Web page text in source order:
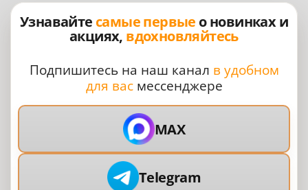
Узнавайте самые первые о новинках и
акциях, вдохновляйтесь
Подпишитесь на наш канал в удобном
для васмессенджере
MAX
Telegram